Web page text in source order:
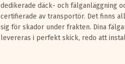
dedikerade däck- och fälganläggning
certifierade av transportör. Det finns
sig för skador under frakten. Dina
levereras i perfekt skick, redo att